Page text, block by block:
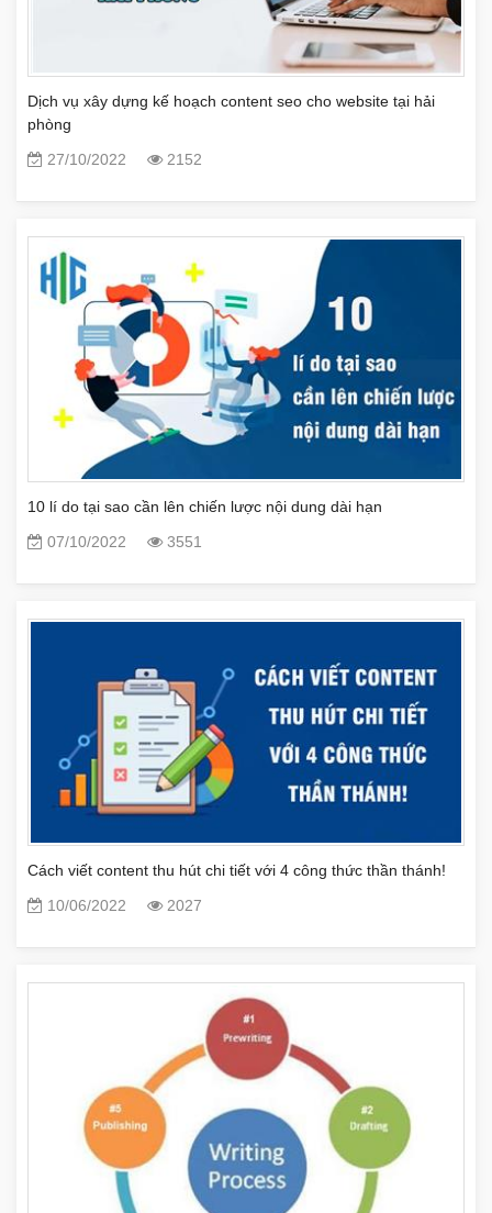
Dịch vụ xây dựng kế hoạch content seo cho website tại hải
phòng
27/10/2022
2152
10 lí do tại sao cần lên chiến lược nội dung dài hạn
07/10/2022
3551
Cách viết content thu hút chi tiết với 4 công thức thần thánh!
10/06/2022
2027